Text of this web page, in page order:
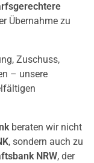
Übernahme zu
Zuschuss,
– unsere
beraten wir nicht
, sondern auch zu
NRW, der